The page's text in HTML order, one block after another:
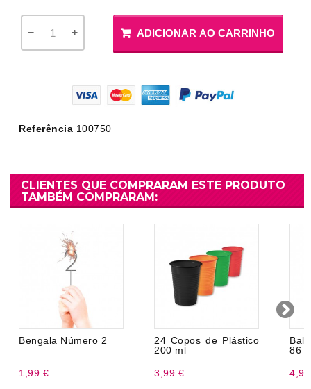
ADICIONAR AO CARRINHO
Referência 100750
CLIENTES QUE COMPRARAM ESTE PRODUTO
TAMBÉM COMPRARAM:
Bengala Número 2
1,99 €
24 Copos de Plástico
200 ml
3,99 €
86